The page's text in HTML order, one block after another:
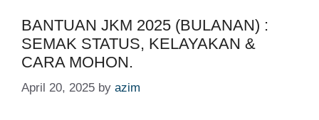
BANTUAN JKM 2025 (BULANAN) :
SEMAK STATUS, KELAYAKAN &
CARA MOHON.
April 20, 2025 by azim